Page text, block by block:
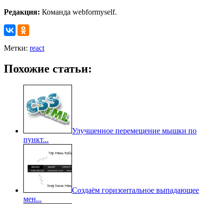
Редакция: Команда webformyself.
Метки: react
Похожие статьи:
Улучшенное перемещение мышки по
пункт...
Создаём горизонтальное выпадающее
мен...